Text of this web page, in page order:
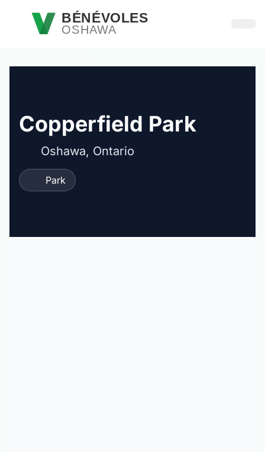
Passer au contenu principal
BÉNÉVOLES
OSHAWA
Copperfield Park
Oshawa, Ontario
Park